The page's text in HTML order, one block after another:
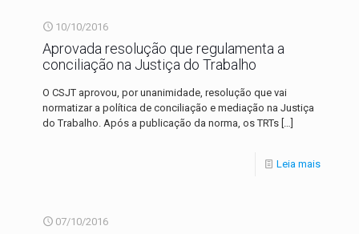
10/10/2016
Aprovada resolução que regulamenta a
conciliação na Justiça do Trabalho
O CSJT aprovou, por unanimidade, resolução que vai
normatizar a política de conciliação e mediação na Justiça
do Trabalho. Após a publicação da norma, os TRTs […]
Leia mais
07/10/2016